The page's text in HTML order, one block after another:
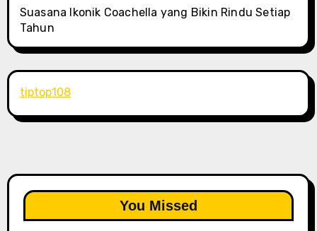
Suasana Ikonik Coachella yang Bikin Rindu Setiap
Tahun
tiptop108
You Missed